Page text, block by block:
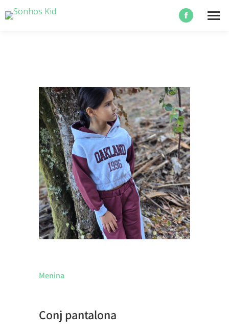
Menina
Conj pantalona